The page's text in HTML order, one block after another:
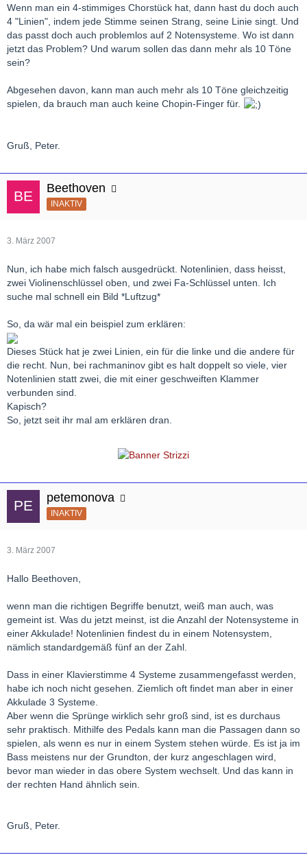
Wenn man ein 4-stimmiges Chorstück hat, dann hast du doch auch
4 "Linien", indem jede Stimme seinen Strang, seine Linie singt. Und
das passt doch auch problemlos auf 2 Notensysteme. Wo ist dann
jetzt das Problem? Und warum sollen das dann mehr als 10 Töne
sein?
Abgesehen davon, kann man auch mehr als 10 Töne gleichzeitig
spielen, da brauch man auch keine Chopin-Finger für.
Gruß, Peter.
Beethoven
INAKTIV
3. März 2007
Nun, ich habe mich falsch ausgedrückt. Notenlinien, dass heisst,
zwei Violinenschlüssel oben, und zwei Fa-Schlüssel unten. Ich
suche mal schnell ein Bild *Luftzug*
So, da wär mal ein beispiel zum erklären:
Dieses Stück hat je zwei Linien, ein für die linke und die andere für
die recht. Nun, bei rachmaninov gibt es halt doppelt so viele, vier
Notenlinien statt zwei, die mit einer geschweiften Klammer
verbunden sind.
Kapisch?
So, jetzt seit ihr mal am erklären dran.
petemonova
INAKTIV
3. März 2007
Hallo Beethoven,
wenn man die richtigen Begriffe benutzt, weiß man auch, was
gemeint ist. Was du jetzt meinst, ist die Anzahl der Notensysteme in
einer Akkulade! Notenlinien findest du in einem Notensystem,
nämlich standardgemäß fünf an der Zahl.
Dass in einer Klavierstimme 4 Systeme zusammengefasst werden,
habe ich noch nicht gesehen. Ziemlich oft findet man aber in einer
Akkulade 3 Systeme.
Aber wenn die Sprünge wirklich sehr groß sind, ist es durchaus
sehr praktisch. Mithilfe des Pedals kann man die Passagen dann so
spielen, als wenn es nur in einem System stehen würde. Es ist ja im
Bass meistens nur der Grundton, der kurz angeschlagen wird,
bevor man wieder in das obere System wechselt. Und das kann in
der rechten Hand ähnlich sein.
Gruß, Peter.